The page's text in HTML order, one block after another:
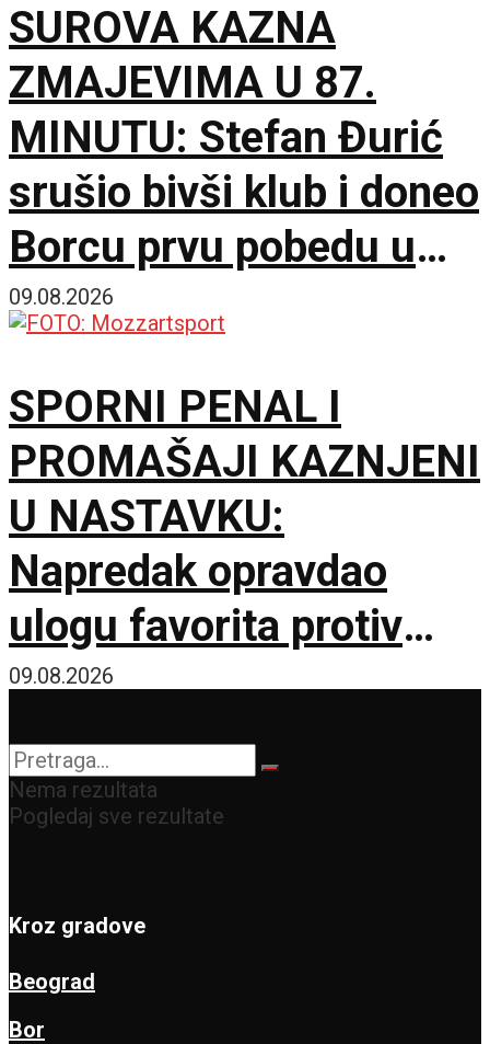
Bogdana!
SUROVA KAZNA
ZMAJEVIMA U 87.
MINUTU: Stefan Đurić
srušio bivši klub i doneo
Borcu prvu pobedu u
sezoni!
09.08.2026
SPORNI PENAL I
PROMAŠAJI KAZNJENI
U NASTAVKU:
Napredak opravdao
ulogu favorita protiv
novajlije u prvenstvu!
09.08.2026
Nema rezultata
Pogledaj sve rezultate
Kroz gradove
Beograd
Bor